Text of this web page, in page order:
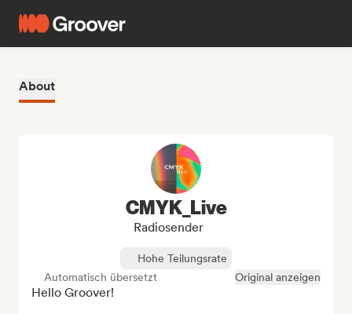
About
CMYK_Live
Radiosender
Hohe Teilungsrate
Automatisch übersetzt
Original anzeigen
Hello Groover!